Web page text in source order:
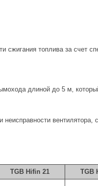
топлива за счет
длиной до 5 м,
TGB Hifin 21 TGB